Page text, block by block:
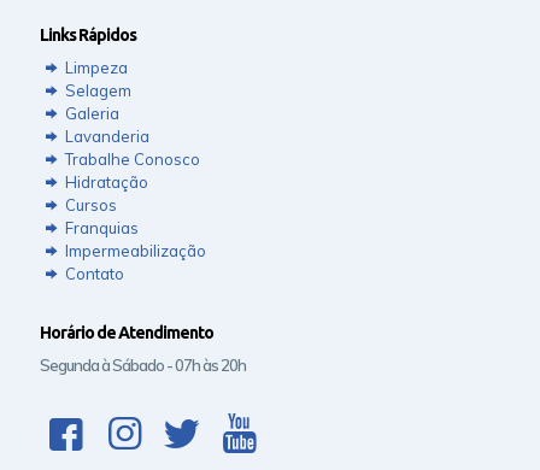
Links Rápidos
Limpeza
Selagem
Galeria
Lavanderia
Trabalhe Conosco
Hidratação
Cursos
Franquias
Impermeabilização
Contato
Horário de Atendimento
Segunda à Sábado - 07h às 20h